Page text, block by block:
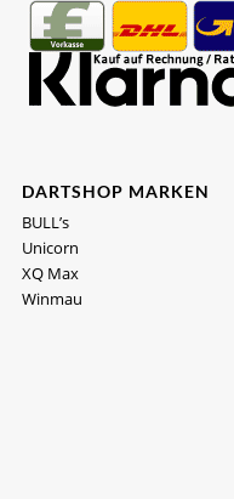
DARTSHOP MARKEN
BULL’s
Unicorn
XQ Max
Winmau